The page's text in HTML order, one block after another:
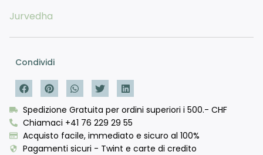
Jurvedha
Condividi
Spedizione Gratuita per ordini superiori i 500.- CHF
Chiamaci +41 76 229 29 55
Acquisto facile, immediato e sicuro al 100%
Pagamenti sicuri - Twint e carte di credito